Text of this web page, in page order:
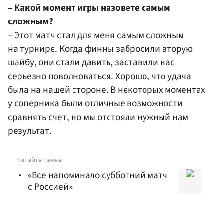
– Какой момент игры назовете самым
сложным?
– Этот матч стал для меня самым сложным
на турнире. Когда финны забросили вторую
шайбу, они стали давить, заставили нас
серьезно поволноваться. Хорошо, что удача
была на нашей стороне. В некоторых моментах
у соперника были отличные возможности
сравнять счет, но мы отстояли нужный нам
результат.
Читайте также
«Все напоминало субботний матч
с Россией»